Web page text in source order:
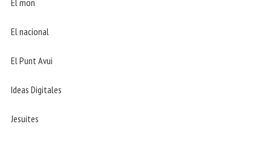
El mon
El nacional
El Punt Avui
Ideas Digitales
Jesuites